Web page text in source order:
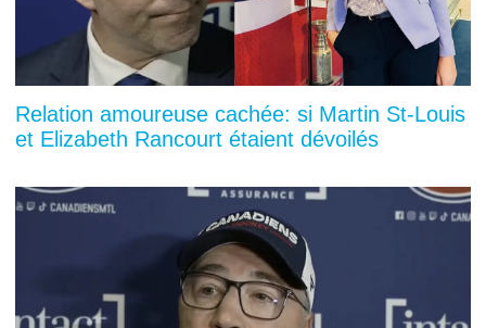
Relation amoureuse cachée: si Martin St-Louis
et Elizabeth Rancourt étaient dévoilés